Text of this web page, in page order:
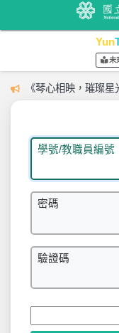
Yun
未
《琴心相映，璀璨
學號/教職員編號
密碼
驗證碼